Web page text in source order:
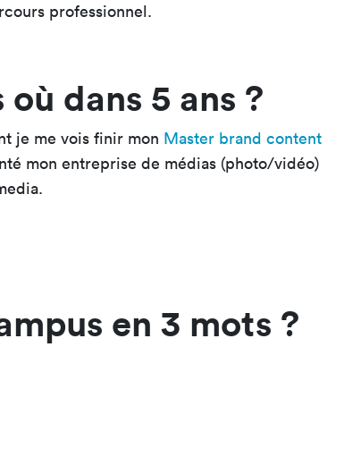
professionnel.
dans 5 ans ?
je me vois finir mon Master brand content
mon entreprise de médias (photo/vidéo)
en 3 mots ?